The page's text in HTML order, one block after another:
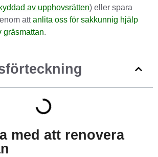
av upphovsrätten) eller spara
attanlita oss för sakkunnig hjälp
gräsmattan.
med att renovera